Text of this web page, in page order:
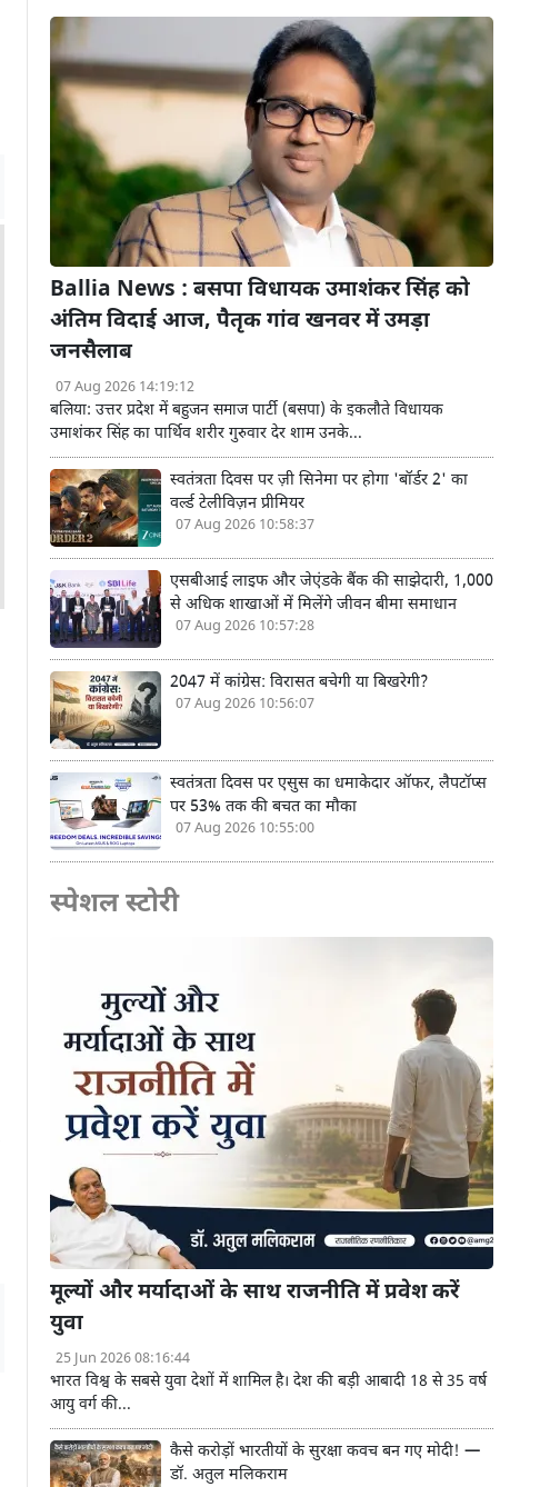
Ballia News : बसपा विधायक उमाशंकर सिंह को
अंतिम विदाई आज, पैतृक गांव खनवर में उमड़ा
जनसैलाब
07 Aug 2026 14:19:12
बलिया: उत्तर प्रदेश में बहुजन समाज पार्टी (बसपा) के इकलौते विधायक
उमाशंकर सिंह का पार्थिव शरीर गुरुवार देर शाम उनके...
स्वतंत्रता दिवस पर ज़ी सिनेमा पर होगा 'बॉर्डर 2' का
वर्ल्ड टेलीविज़न प्रीमियर
07 Aug 2026 10:58:37
एसबीआई लाइफ और जेएंडके बैंक की साझेदारी, 1,000
से अधिक शाखाओं में मिलेंगे जीवन बीमा समाधान
07 Aug 2026 10:57:28
2047 में कांग्रेस: विरासत बचेगी या बिखरेगी?
07 Aug 2026 10:56:07
स्वतंत्रता दिवस पर एसुस का धमाकेदार ऑफर, लैपटॉप्स
पर 53% तक की बचत का मौका
07 Aug 2026 10:55:00
स्पेशल स्टोरी
मूल्यों और मर्यादाओं के साथ राजनीति में प्रवेश करें
युवा
25 Jun 2026 08:16:44
भारत विश्व के सबसे युवा देशों में शामिल है। देश की बड़ी आबादी 18 से 35 वर्ष
आयु वर्ग की...
कैसे करोड़ों भारतीयों के सुरक्षा कवच बन गए मोदी! —
डॉ. अतुल मलिकराम